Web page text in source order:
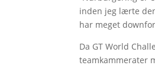
inden jeg lærte
har meget
Da GT World
teamkammerater